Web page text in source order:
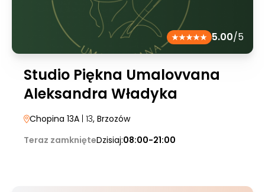
5.00/5
Studio Piękna Umalovvana
Aleksandra Władyka
Chopina 13A | 13, Brzozów
Teraz zamknięteDzisiaj:08:00-21:00